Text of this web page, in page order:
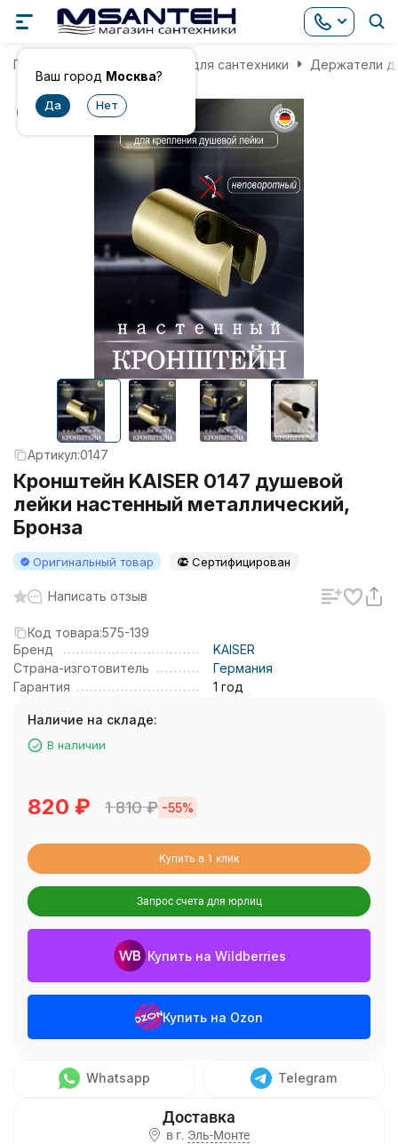
Ваш город Москва?
Главная Комплектующие для сантехники Держатели
хит
Артикул:0147
Кронштейн KAISER 0147 душевой
лейки настенный металлический,
Бронза
Оригинальный товар Сертифицирован
Написать отзыв
Код товара:575-139
Бренд
KAISER
Страна-изготовитель
Германия
Гарантия
1 год
Наличие на складе:
В наличии
820 ₽ 1 810₽ -55%
Купить в 1 клик
Запрос счета для юрлиц
Купить на Wildberries
Купить на Ozon
Whatsapp Telegram
в г. Эль-Монте